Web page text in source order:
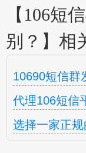
【106短
别？】相
10690短信群
代理106短信
选择一家正